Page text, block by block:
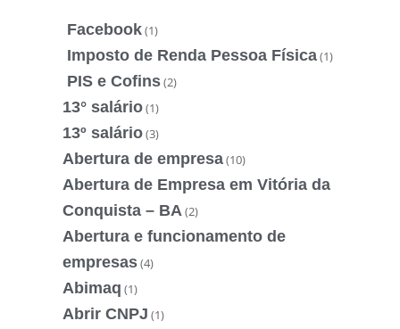
Facebook(1)
Imposto de Renda Pessoa Física(1)
PIS e Cofins(2)
13° salário(1)
13º salário(3)
Abertura de empresa(10)
Abertura de Empresa em Vitória da
Conquista – BA (2)
Abertura e funcionamento de
empresas(4)
Abimaq (1)
Abrir CNPJ (1)